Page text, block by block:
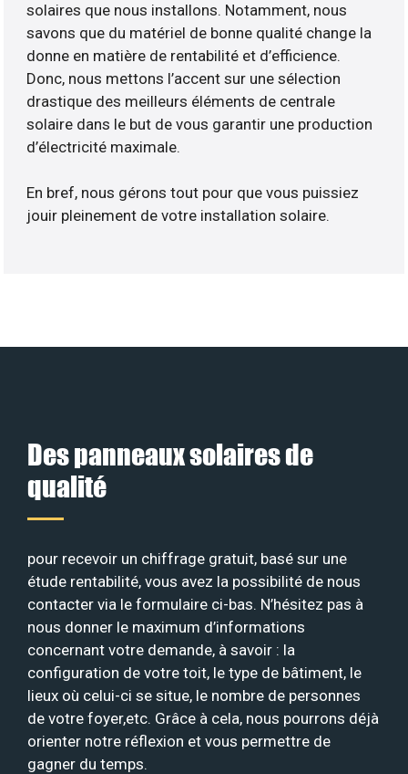
solaires que nous installons. Notamment, nous
savons que du matériel de bonne qualité change la
donne en matière de rentabilité et d’efficience.
Donc, nous mettons l’accent sur une sélection
drastique des meilleurs éléments de centrale
solaire dans le but de vous garantir une production
d’électricité maximale.
En bref, nous gérons tout pour que vous puissiez
jouir pleinement de votre installation solaire.
Des panneaux solaires de
qualité
pour recevoir un chiffrage gratuit, basé sur une
étude rentabilité, vous avez la possibilité de nous
contacter via le formulaire ci-bas. N’hésitez pas à
nous donner le maximum d’informations
concernant votre demande, à savoir : la
configuration de votre toit, le type de bâtiment, le
lieux où celui-ci se situe, le nombre de personnes
de votre foyer,etc. Grâce à cela, nous pourrons déjà
orienter notre réflexion et vous permettre de
gagner du temps.